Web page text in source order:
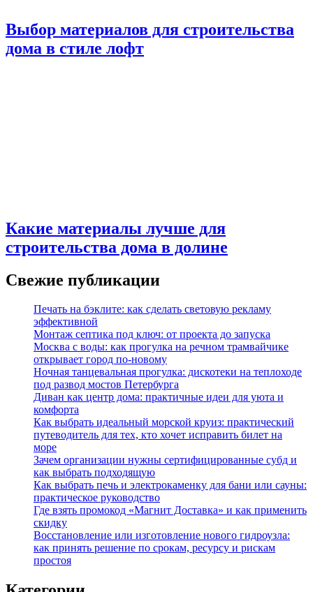
Выбор материалов для строительства
дома в стиле лофт
Какие материалы лучше для
строительства дома в долине
Свежие публикации
Печать на бэклите: как сделать световую рекламу
эффективной
Монтаж септика под ключ: от проекта до запуска
Москва с воды: как прогулка на речном трамвайчике
открывает город по‑новому
Ночная танцевальная прогулка: дискотеки на теплоходе
под развод мостов Петербурга
Диван как центр дома: практичные идеи для уюта и
комфорта
Как выбрать идеальный морской круиз: практический
путеводитель для тех, кто хочет исправить билет на
море
Зачем организации нужны сертифицированные субд и
как выбрать подходящую
Как выбрать печь и электрокаменку для бани или сауны:
практическое руководство
Где взять промокод «Магнит Доставка» и как применить
скидку
Восстановление или изготовление нового гидроузла:
как принять решение по срокам, ресурсу и рискам
простоя